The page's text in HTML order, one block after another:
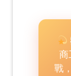
商
戰